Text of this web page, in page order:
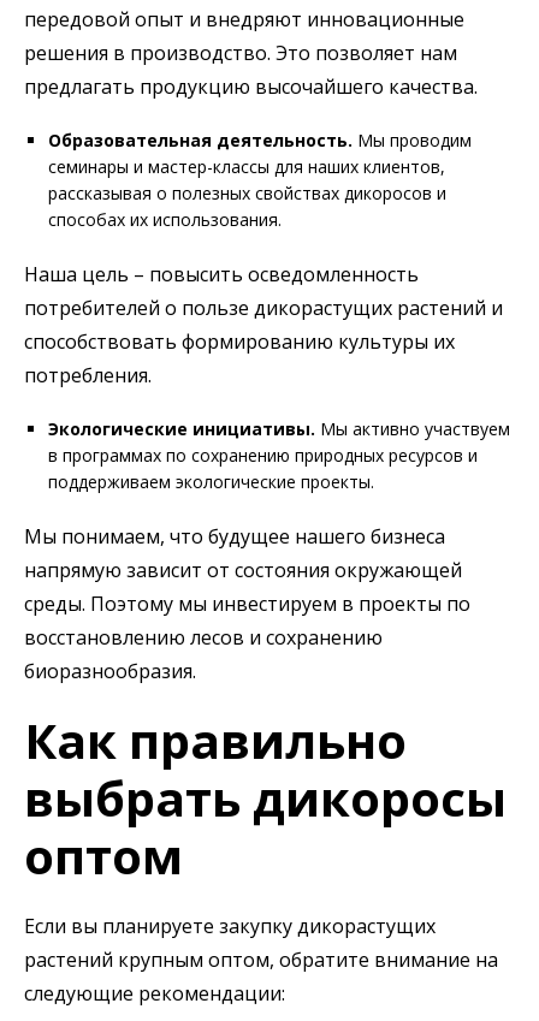
передовой опыт и внедряют инновационные
решения в производство. Это позволяет нам
предлагать продукцию высочайшего качества.
Образовательная деятельность. Мы проводим
семинары и мастер-классы для наших клиентов,
рассказывая о полезных свойствах дикоросов и
способах их использования.
Наша цель – повысить осведомленность
потребителей о пользе дикорастущих растений и
способствовать формированию культуры их
потребления.
Экологические инициативы. Мы активно участвуем
в программах по сохранению природных ресурсов и
поддерживаем экологические проекты.
Мы понимаем, что будущее нашего бизнеса
напрямую зависит от состояния окружающей
среды. Поэтому мы инвестируем в проекты по
восстановлению лесов и сохранению
биоразнообразия.
Как правильно
выбрать дикоросы
оптом
Если вы планируете закупку дикорастущих
растений крупным оптом, обратите внимание на
следующие рекомендации: